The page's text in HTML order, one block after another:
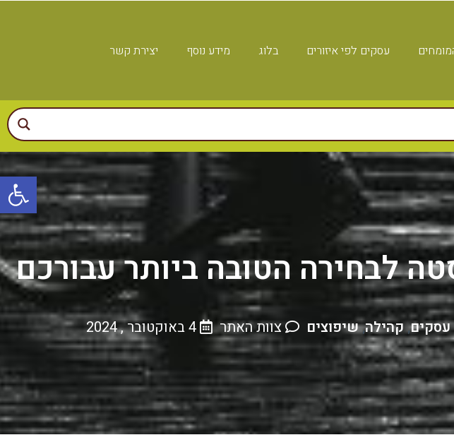
עסקים לפי איזורים בלוג מידע נוסף יצירת קשר
לבחירה הטובה ביותר עבורכם
עסקים, קהילה, שיפוצים צוות האתר 4 באוקטובר , 2024